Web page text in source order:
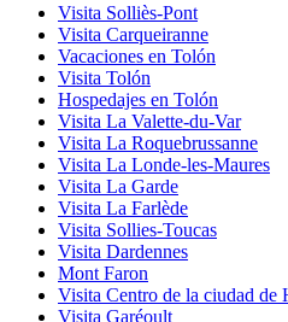
Visita Solliès-Pont
Visita Carqueiranne
Vacaciones en Tolón
Visita Tolón
Hospedajes en Tolón
Visita La Valette-du-Var
Visita La Roquebrussanne
Visita La Londe-les-Maures
Visita La Garde
Visita La Farlède
Visita Sollies-Toucas
Visita Dardennes
Mont Faron
Visita Centro de la ciudad de
Visita Garéoult